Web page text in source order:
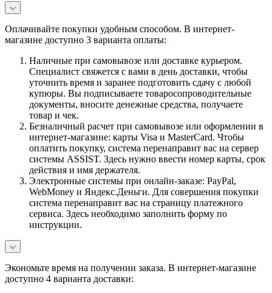
Оплачивайте покупки удобным способом. В интернет-
магазине доступно 3 варианта оплаты:
Наличные при самовывозе или доставке курьером.
Специалист свяжется с вами в день доставки, чтобы
уточнить время и заранее подготовить сдачу с любой
купюры. Вы подписываете товаросопроводительные
документы, вносите денежные средства, получаете
товар и чек.
Безналичный расчет при самовывозе или оформлении в
интернет-магазине: карты Visa и MasterCard. Чтобы
оплатить покупку, система перенаправит вас на сервер
системы ASSIST. Здесь нужно ввести номер карты, срок
действия и имя держателя.
Электронные системы при онлайн-заказе: PayPal,
WebMoney и Яндекс.Деньги. Для совершения покупки
система перенаправит вас на страницу платежного
сервиса. Здесь необходимо заполнить форму по
инструкции.
Экономьте время на получении заказа. В интернет-магазине
доступно 4 варианта доставки: